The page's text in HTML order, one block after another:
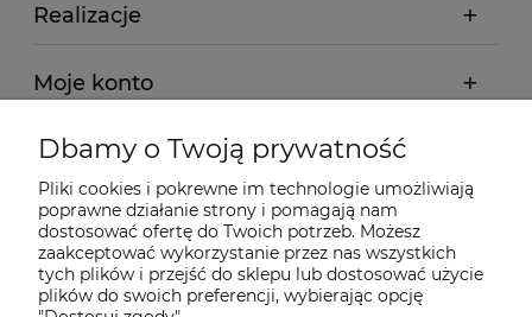
Realizacje
Moje konto
Regulamin
Dostawa - realizacja
Gwarancja i zwroty
Dbamy o Twoją prywatność
Pliki cookies i pokrewne im technologie umożliwiają
poprawne działanie strony i pomagają nam
dostosować ofertę do Twoich potrzeb. Możesz
zaakceptować wykorzystanie przez nas wszystkich
tych plików i przejść do sklepu lub dostosować użycie
plików do swoich preferencji, wybierając opcję